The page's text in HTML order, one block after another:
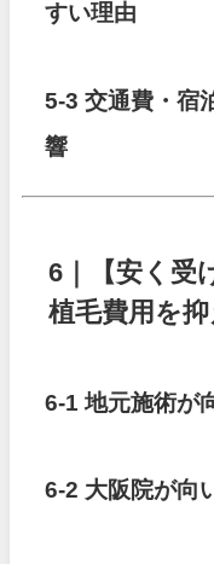
すい理由
5-3 交通費・宿
響
6｜【安く受
植毛費用を
6-1 地元施術が
6-2 大阪院が向